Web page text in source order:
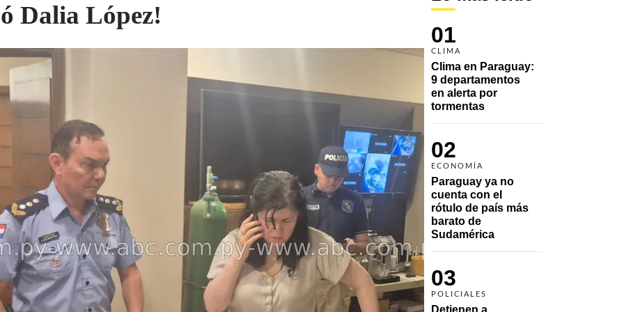
01
CLIMA
Clima en Paraguay:
9 departamentos
en alerta por
tormentas
02
ECONOMÍA
Paraguay ya no
cuenta con el
rótulo de país más
barato de
Sudamérica
03
POLICIALES
Detienen a
Dalia López!